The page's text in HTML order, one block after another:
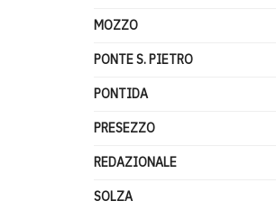
MOZZO
PONTE S. PIETRO
PONTIDA
PRESEZZO
REDAZIONALE
SOLZA